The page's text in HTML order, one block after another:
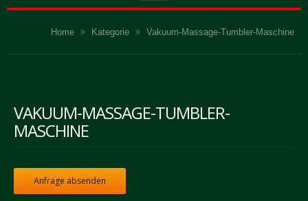
Home Kategorie Vakuum-Massage-Tumbler-Maschine
VAKUUM-MASSAGE-TUMBLER-
MASCHINE
Anfrage absenden